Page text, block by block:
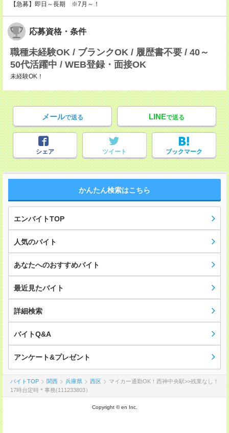
【急募】即日～長期 ※7月～！
応募資格・条件
職種未経験OK / ブランクOK / 履歴書不要 / 40～
50代活躍中 / WEB登録・面接OK
未経験OK！
メールで送る LINEで送る
シェア ツイート ブックマーク
かんたん検索はこちら
エンバイトTOP
人気のバイト
あなたへのおすすめバイト
最近見たバイト
詳細検索
バイトQ&A
アンケート&プレゼント
バイトTOP 関西 兵庫県 西区
マイカー通勤OK！西神中央駅>>残業なし！
17時台定時＊事務(111233803）
Copyright © en Inc.